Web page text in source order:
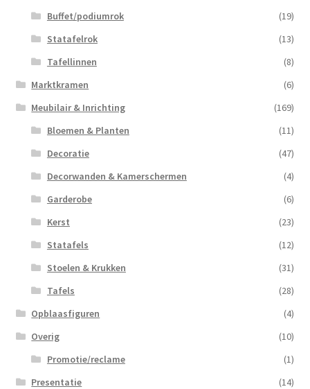
Buffet/podiumrok
(19)
Statafelrok
(13)
Tafellinnen
(8)
Marktkramen
(6)
Meubilair & Inrichting
(169)
Bloemen & Planten
(11)
Decoratie
(47)
Decorwanden & Kamerschermen
(4)
Garderobe
(6)
Kerst
(23)
Statafels
(12)
Stoelen & Krukken
(31)
Tafels
(28)
Opblaasfiguren
(4)
Overig
(10)
Promotie/reclame
(1)
Presentatie
(14)